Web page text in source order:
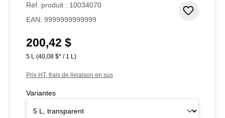
Réf. produit : 10034070
EAN: 9999999999999
Prix régulier :
200,42 $
5 L (40,08 $* / 1 L)
Prix HT, frais de livraison en sus
Variantes